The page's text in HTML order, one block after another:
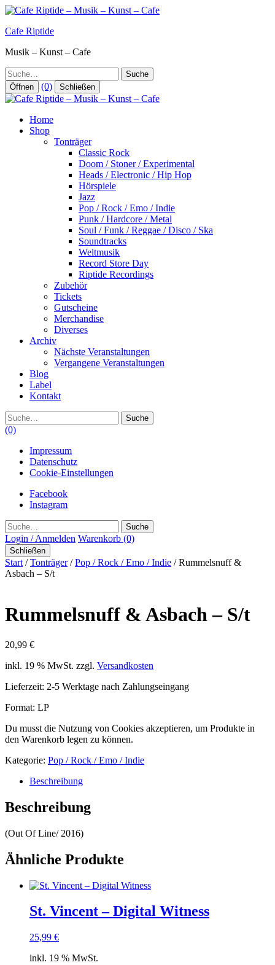
Zum
springen
Cafe Riptide
Musik – Kunst – Cafe
Suche
Öffnen (0) Schließen
Home
Shop
Tonträger
Classic Rock
Doom / Stoner / Experimental
Heads / Electronic / Hip Hop
Hörspiele
Jazz
Pop / Rock / Emo / Indie
Punk / Hardcore / Metal
Soul / Funk / Reggae / Disco / Ska
Soundtracks
Weltmusik
Record Store Day
Riptide Recordings
Zubehör
Tickets
Gutscheine
Merchandise
Diverses
Archiv
Nächste Veranstaltungen
Vergangene Veranstaltungen
Blog
Label
Kontakt
Suche
(0)
Impressum
Datenschutz
Cookie-Einstellungen
Facebook
Instagram
Suche
Login / Anmelden Warenkorb (0)
Schließen
Start /Tonträger/Pop / Rock / Emo / Indie / Rummelsnuff &
Asbach – S/t
Rummelsnuff & Asbach – S/t
20,99 €
inkl. 19 % MwSt. zzgl. Versandkosten
Lieferzeit: 2-5 Werktage nach Zahlungseingang
Format: LP
Du musst die Nutzung von Cookies akzeptieren, um Produkte in
den Warenkorb legen zu können.
Kategorie: Pop / Rock / Emo / Indie
Beschreibung
Beschreibung
(Out Of Line/ 2016)
Ähnliche Produkte
St. Vincent ‎– Digital Witness
25,99 €
inkl. 19 % MwSt.